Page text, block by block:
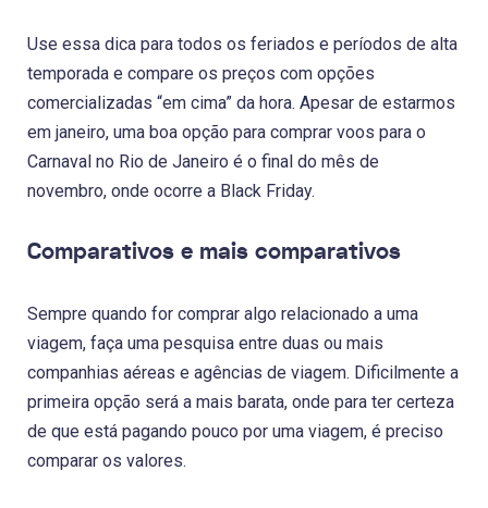
Use essa dica para todos os feriados e períodos de alta
temporada e compare os preços com opções
comercializadas “em cima” da hora. Apesar de estarmos
em janeiro, uma boa opção para comprar voos para o
Carnaval no Rio de Janeiro é o final do mês de
novembro, onde ocorre a Black Friday.
Comparativos e mais comparativos
Sempre quando for comprar algo relacionado a uma
viagem, faça uma pesquisa entre duas ou mais
companhias aéreas e agências de viagem. Dificilmente a
primeira opção será a mais barata, onde para ter certeza
de que está pagando pouco por uma viagem, é preciso
comparar os valores.